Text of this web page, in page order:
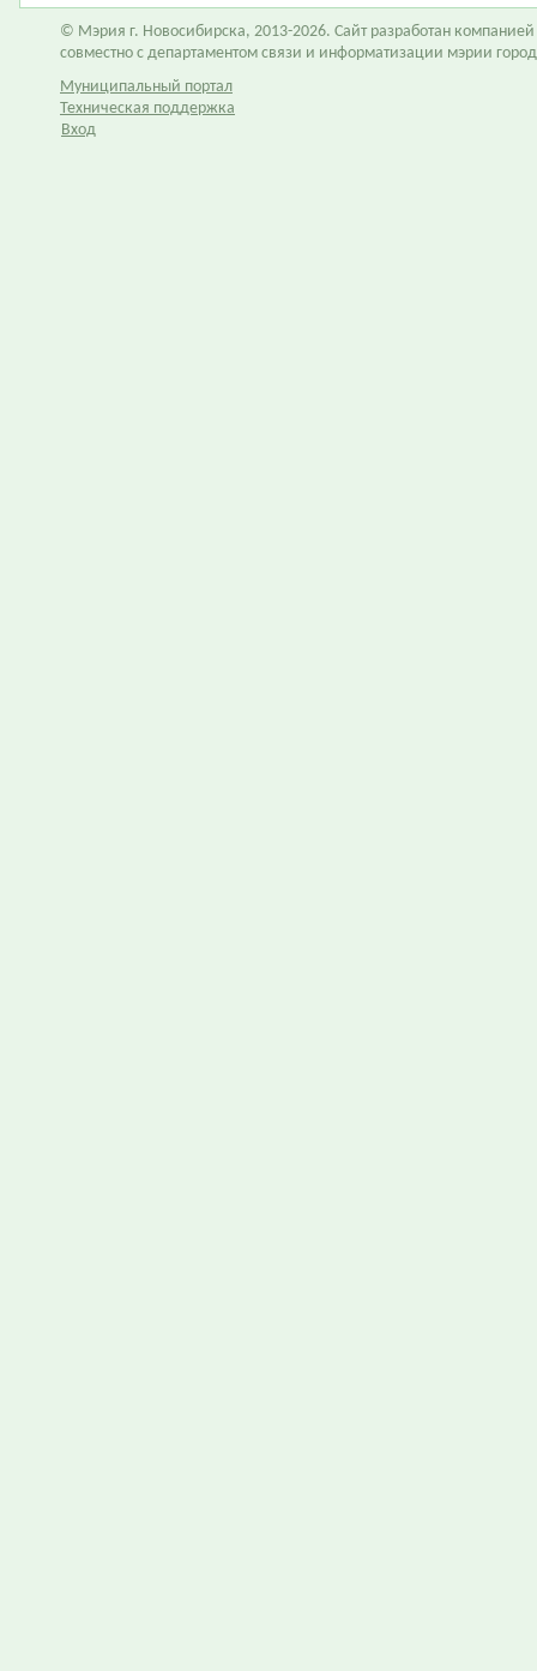
© Мэрия г. Новосибирска, 2013-2026. Сайт разработан компанией
совместно с департаментом связи и информатизации мэрии
Муниципальный портал
Техническая поддержка
Вход